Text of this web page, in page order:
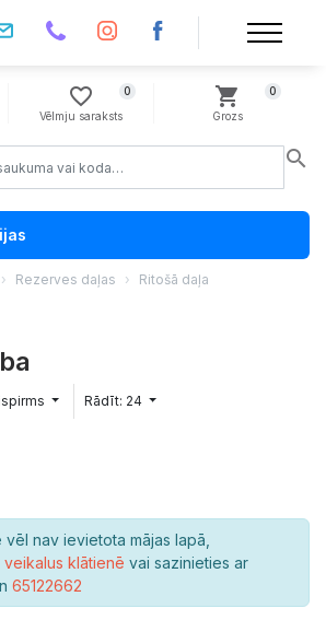
favorite_border
Vēlmju saraksts
0 shopping_cart
Grozs
0
search
Rezerves daļas
Ritošā daļa
Rādīt: 24
nav ievietota mājas lapā,
veikalus klātienē vai sazinieties ar
65122662